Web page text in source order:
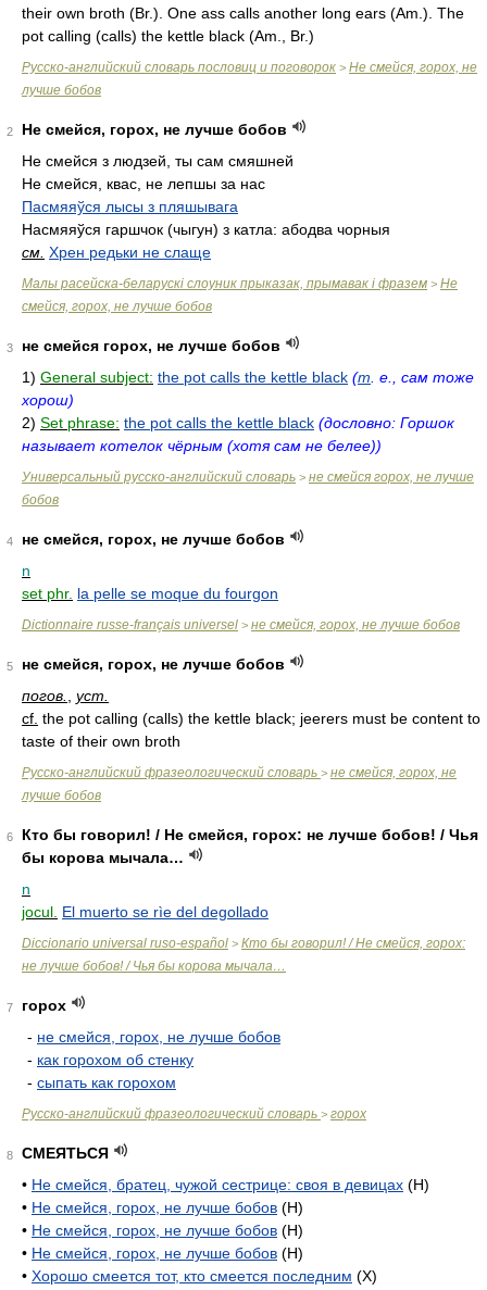
their own broth (Br.). One ass calls another long ears (Am. ). The
pot calling (calls) the kettle black (Am. Br.)
Русско-английский словарь пословиц и поговорок > Не смейся, горох, не
лучше бобов
2
Не смейся, горох, не лучше бобов
Не смейся з людзей, ты сам смяшней
Не смейся, квас, не лепшы за нас
Пасмяяўся лысы з пляшывага
Насмяяўся гаршчок (чыгун) з катла: абодва чорныя
см. Хрен редьки не слаще
Малы расейска-беларускi слоуник прыказак, прымавак i фразем > Не
смейся, горох, не лучше бобов
3
не смейся горох, не лучше бобов
1) General subject: the pot calls the kettle black (т . е., сам тоже
хорош)
2) Set phrase: the pot calls the kettle black (дословно: Горшок
называет котелок чёрным (хотя сам не белее))
Универсальный русско-английский словарь > не смейся горох, не лучше
бобов
4
не смейся, горох, не лучше бобов
n
set phr. la pelle se moque du fourgon
Dictionnaire russe-français universel > не смейся, горох, не лучше бобов
5
не смейся, горох, не лучше бобов
погов.
уст.
cf. the pot calling (calls) the kettle black; jeerers must be content to
taste of their own broth
Русско-английский фразеологический словарь > не смейся, горох, не
лучше бобов
6
Кто бы говорил! / Не смейся, горох: не лучше бобов! / Чья
бы корова мычала…
n
jocul. El muerto se rìe del degollado
Diccionario universal ruso-español > Кто бы говорил! / Не смейся, горох:
не лучше бобов! / Чья бы корова мычала…
7
горох
- не смейся, горох, не лучше бобов
- как горохом об стенку
- сыпать как горохом
Русско-английский фразеологический словарь > горох
8
СМЕЯТЬСЯ
• Не смейся, братец, чужой сестрице: своя в девицах (Н)
• Не смейся, горох, не лучше бобов (Н)
• Не смейся, горох, не лучше бобов (Н)
• Не смейся, горох, не лучше бобов (Н)
• Хорошо смеется тот, кто смеется последним (X)